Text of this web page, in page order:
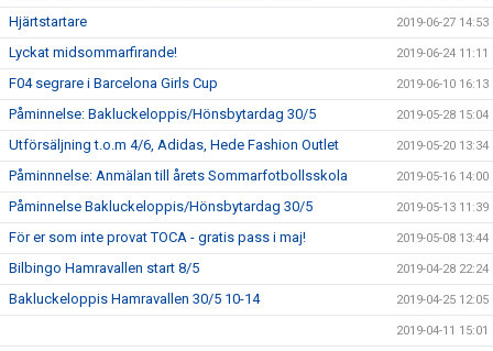
Hjärtstartare 2019-06-27 14:53
Lyckat midsommarfirande! 2019-06-24 11:11
F04 segrare i Barcelona Girls Cup 2019-06-10 16:13
Påminnelse: Bakluckeloppis/Hönsbytardag 30/5 2019-05-28 15:04
Utförsäljning t.o.m 4/6, Adidas, Hede Fashion Outlet 2019-05-20 13:34
Påminnnelse: Anmälan till årets Sommarfotbollsskola 2019-05-16 14:00
Påminnelse Bakluckeloppis/Hönsbytardag 30/5 2019-05-13 11:39
För er som inte provat TOCA - gratis pass i maj! 2019-05-08 13:44
Bilbingo Hamravallen start 8/5 2019-04-28 22:24
Bakluckeloppis Hamravallen 30/5 10-14 2019-04-25 12:05
2019-04-11 15:01